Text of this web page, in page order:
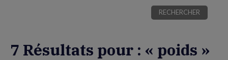
7 Résultats pour : « poids »